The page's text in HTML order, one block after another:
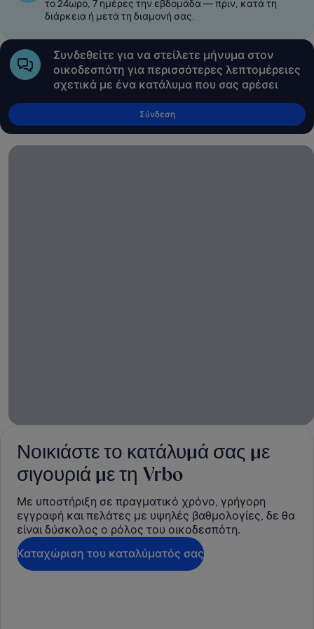
το 24ωρο, 7 ημέρες την εβδομάδα — πριν, κατά τη
διάρκεια ή μετά τη διαμονή σας.
Συνδεθείτε για να στείλετε μήνυμα στον
οικοδεσπότη για περισσότερες λεπτομέρειες
σχετικά με ένα κατάλυμα που σας αρέσει
Σύνδεση
Νοικιάστε το κατάλυμά σας με
σιγουριά με τη Vrbo
Με υποστήριξη σε πραγματικό χρόνο, γρήγορη
εγγραφή και πελάτες με υψηλές βαθμολογίες, δε θα
είναι δύσκολος ο ρόλος του οικοδεσπότη.
Καταχώριση του καταλύματός σας